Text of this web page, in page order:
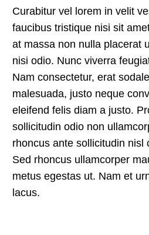
Curabitur vel lorem in velit
faucibus tristique nisi sit
at massa non nulla placerat
nisi odio. Nunc viverra
Nam consectetur, erat
malesuada, justo neque
eleifend felis diam a justo.
sollicitudin odio non
rhoncus ante sollicitudin nisl
Sed rhoncus ullamcorper
metus egestas ut. Nam et
lacus.